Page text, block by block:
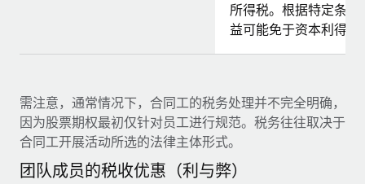
所得税。根据特定条件
益可能免于资本利得税
需注意，通常情况下，合同工的税务处理并不完全明确，
因为股票期权最初仅针对员工进行规范。税务往往取决于
合同工开展活动所选的法律主体形式。
团队成员的税收优惠（利与弊）